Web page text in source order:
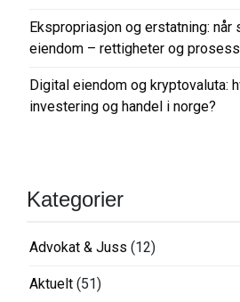
Ekspropriasjon og erstatning: når
eiendom – rettigheter og prosess
Digital eiendom og kryptovaluta:
investering og handel i norge?
Kategorier
Advokat & Juss (12)
Aktuelt (51)